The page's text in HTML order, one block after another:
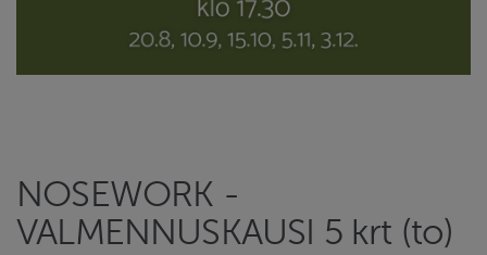
NOSEWORK -
VALMENNUSKAUSI 5 krt (to)